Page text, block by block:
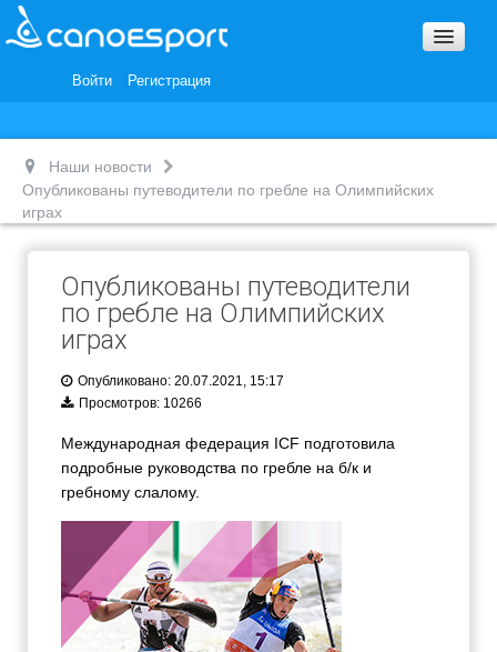
Войти Регистрация
Награды и Благодарности
Наши новости
Опубликованы путеводители по гребле на Олимпийских
играх
Опубликованы путеводители
по гребле на Олимпийских
играх
Опубликовано: 20.07.2021, 15:17
Просмотров: 10266
Международная федерация ICF подготовила
подробные руководства по гребле на б/к и
гребному слалому.